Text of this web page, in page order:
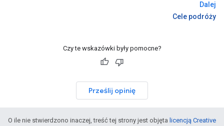
Dalej
Cele podróży
Czy te wskazówki były pomocne?
Prześlij opinię
O ile nie stwierdzono inaczej, treść tej strony jest objęta licencją Creative